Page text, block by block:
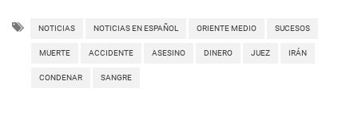
NOTICIAS NOTICIAS EN ESPAÑOL ORIENTE MEDIO SUCESOS
MUERTE ACCIDENTE ASESINO DINERO JUEZ IRÁN
CONDENAR SANGRE